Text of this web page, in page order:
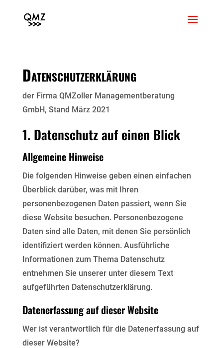
Datenschutzerklärung
der Firma QMZoller Managementberatung
GmbH, Stand März 2021
1. Datenschutz auf einen Blick
Allgemeine Hinweise
Die folgenden Hinweise geben einen einfachen
Überblick darüber, was mit Ihren
personenbezogenen Daten passiert, wenn Sie
diese Website besuchen. Personenbezogene
Daten sind alle Daten, mit denen Sie persönlich
identifiziert werden können. Ausführliche
Informationen zum Thema Datenschutz
entnehmen Sie unserer unter diesem Text
aufgeführten Datenschutzerklärung.
Datenerfassung auf dieser Website
Wer ist verantwortlich für die Datenerfassung auf
dieser Website?